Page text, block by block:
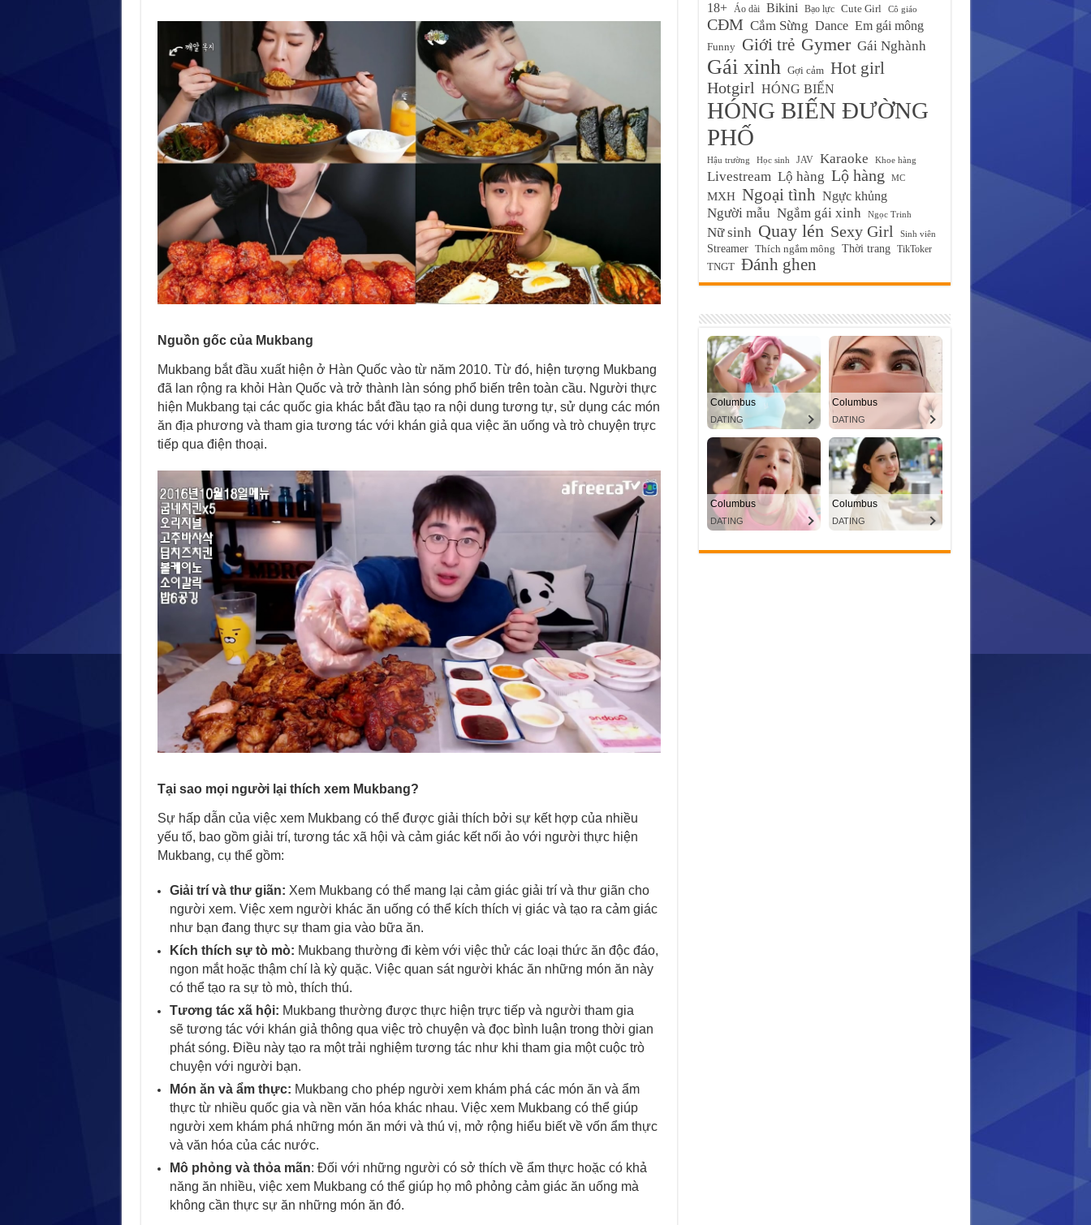
Nguồn gốc của Mukbang
Mukbang bắt đầu xuất hiện ở Hàn Quốc vào từ năm 2010. Từ đó, hiện tượng Mukbang
đã lan rộng ra khỏi Hàn Quốc và trở thành làn sóng phổ biến trên toàn cầu. Người thực
hiện Mukbang tại các quốc gia khác bắt đầu tạo ra nội dung tương tự, sử dụng các món
ăn địa phương và tham gia tương tác với khán giả qua việc ăn uống và trò chuyện trực
tiếp qua điện thoại.
Tại sao mọi người lại thích xem Mukbang?
Sự hấp dẫn của việc xem Mukbang có thể được giải thích bởi sự kết hợp của nhiều
yếu tố, bao gồm giải trí, tương tác xã hội và cảm giác kết nối ảo với người thực hiện
Mukbang, cụ thể gồm:
Giải trí và thư giãn: Xem Mukbang có thể mang lại cảm giác giải trí và thư giãn cho
người xem. Việc xem người khác ăn uống có thể kích thích vị giác và tạo ra cảm giác
như bạn đang thực sự tham gia vào bữa ăn.
Kích thích sự tò mò: Mukbang thường đi kèm với việc thử các loại thức ăn độc đáo,
ngon mắt hoặc thậm chí là kỳ quặc. Việc quan sát người khác ăn những món ăn này
có thể tạo ra sự tò mò, thích thú.
Tương tác xã hội: Mukbang thường được thực hiện trực tiếp và người tham gia
sẽ tương tác với khán giả thông qua việc trò chuyện và đọc bình luận trong thời gian
phát sóng. Điều này tạo ra một trải nghiệm tương tác như khi tham gia một cuộc trò
chuyện với người bạn.
Món ăn và ẩm thực: Mukbang cho phép người xem khám phá các món ăn và ẩm
thực từ nhiều quốc gia và nền văn hóa khác nhau. Việc xem Mukbang có thể giúp
người xem khám phá những món ăn mới và thú vị, mở rộng hiểu biết về vốn ẩm thực
và văn hóa của các nước.
Mô phỏng và thỏa mãn: Đối với những người có sở thích về ẩm thực hoặc có khả
năng ăn nhiều, việc xem Mukbang có thể giúp họ mô phỏng cảm giác ăn uống mà
không cần thực sự ăn những món ăn đó.
18+ Áo dài Bikini Bạo lực Cute Girl Cô giáo
CĐM Cắm Sừng Dance Em gái mông
Funny Giới trẻ Gymer Gái Nghành
Gái xinh Gợi cảm Hot girl
Hotgirl HÓNG BIẾN
HÓNG BIẾN ĐƯỜNG
PHỐ
Hậu trường Học sinh JAV Karaoke Khoe hàng
Livestream Lộ hàng Lộ hàng MC
MXH Ngoại tình Ngực khủng
Người mẫu Ngắm gái xinh Ngọc Trinh
Nữ sinh Quay lén Sexy Girl Sinh viên
Streamer Thích ngắm mông Thời trang
TikToker
TNGT
Đánh ghen